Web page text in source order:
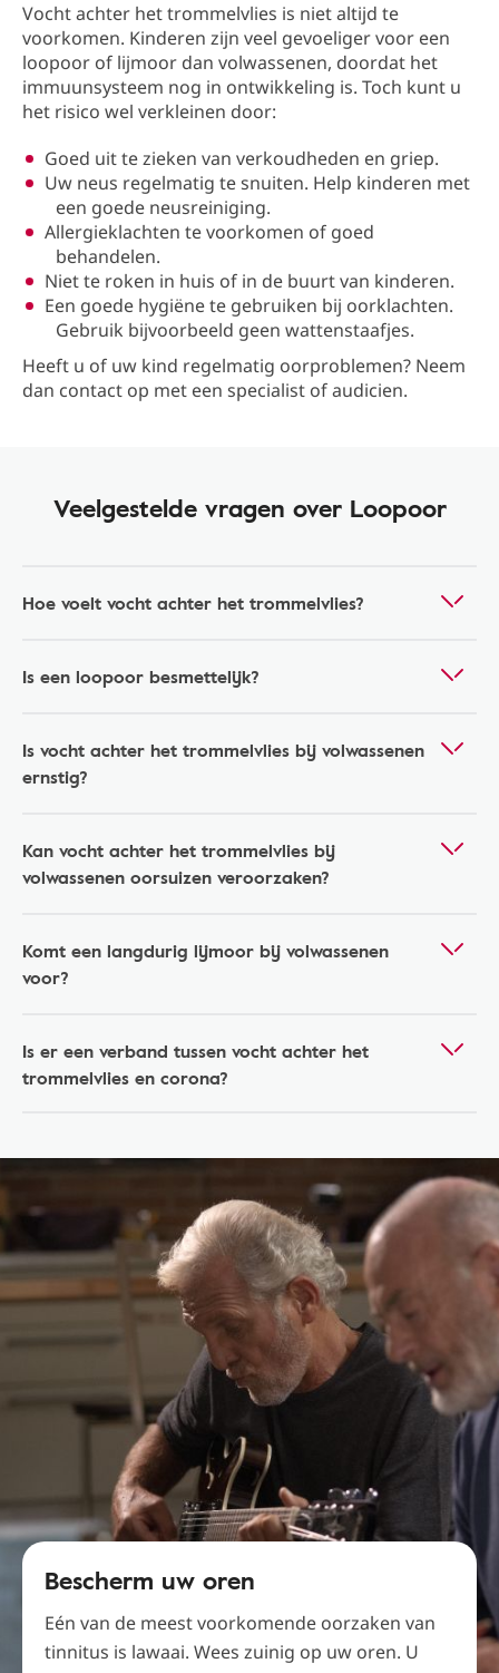
Vocht achter het trommelvlies is niet altijd te
voorkomen. Kinderen zijn veel gevoeliger voor een
loopoor of lijmoor dan volwassenen, doordat het
immuunsysteem nog in ontwikkeling is. Toch kunt u
het risico wel verkleinen door:
Goed uit te zieken van verkoudheden en griep.
Uw neus regelmatig te snuiten. Help kinderen met
een goede neusreiniging.
Allergieklachten te voorkomen of goed
behandelen.
Niet te roken in huis of in de buurt van kinderen.
Een goede hygiëne te gebruiken bij oorklachten.
Gebruik bijvoorbeeld geen wattenstaafjes.
Heeft u of uw kind regelmatig oorproblemen? Neem
dan contact op met een specialist of audicien.
Veelgestelde vragen over Loopoor
Hoe voelt vocht achter het trommelvlies?
Is een loopoor besmettelijk?
Is vocht achter het trommelvlies bij volwassenen
ernstig?
Kan vocht achter het trommelvlies bij
volwassenen oorsuizen veroorzaken?
Komt een langdurig lijmoor bij volwassenen
voor?
Is er een verband tussen vocht achter het
trommelvlies en corona?
Bescherm uw oren
Eén van de meest voorkomende oorzaken van
tinnitus is lawaai. Wees zuinig op uw oren. U